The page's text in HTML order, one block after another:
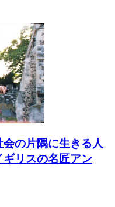
会の片隅に生きる人
リスの名匠アン